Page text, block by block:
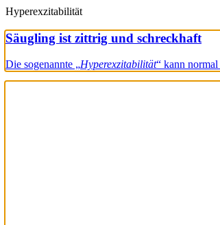
Hyperexzitabilität
Säugling ist zittrig und schreckhaft
Die sogenannte „Hyperexzitabilität“ kann